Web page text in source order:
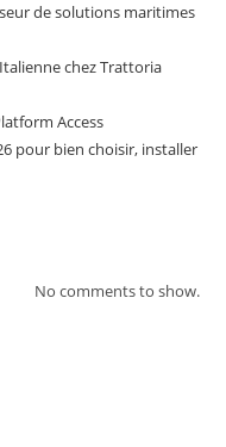
de solutions maritimes
Italienne chez Trattoria
Access
pour bien choisir, installer
No comments to show.